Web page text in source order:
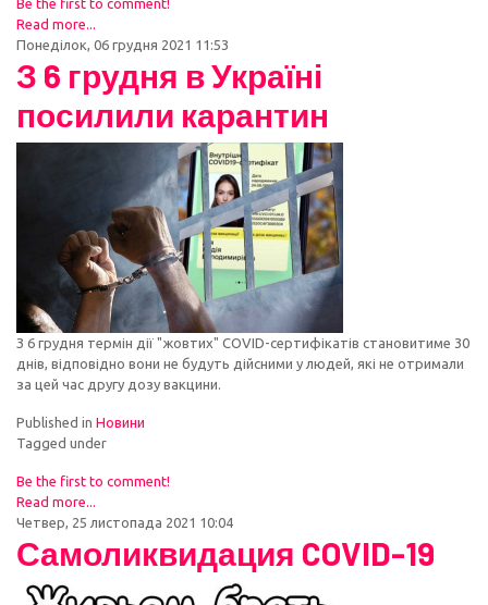
Be the first to comment!
Read more...
Понеділок, 06 грудня 2021 11:53
З 6 грудня в Україні
посилили карантин
З 6 грудня термін дії "жовтих" COVID-сертифікатів становитиме 30
днів, відповідно вони не будуть дійсними у людей, які не отримали
за цей час другу дозу вакцини.
Published in Новини
Tagged under
Be the first to comment!
Read more...
Четвер, 25 листопада 2021 10:04
Самоликвидация COVID-19